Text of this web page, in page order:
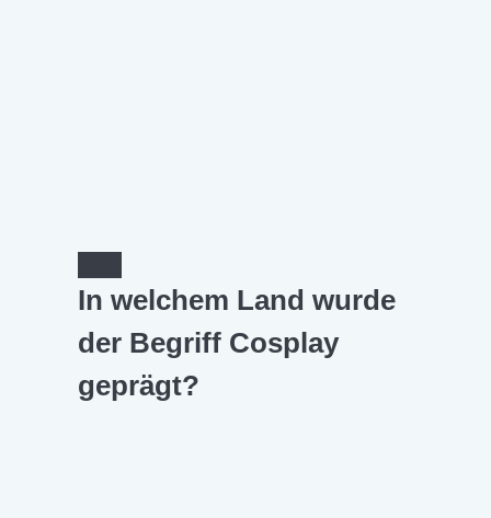
In welchem Land wurde
der Begriff Cosplay
geprägt?